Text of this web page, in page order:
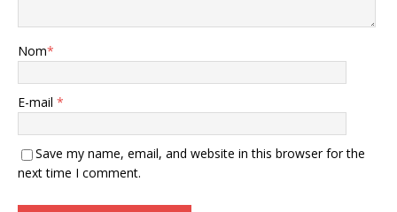
Nom*
E-mail *
Save my name, email, and website in this browser for the
next time I comment.